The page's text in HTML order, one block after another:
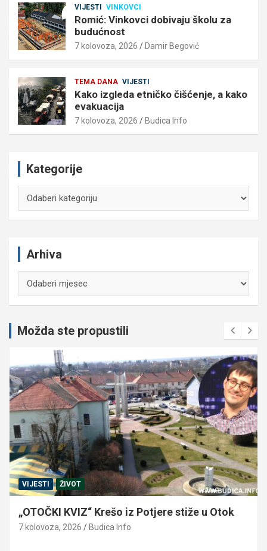
VIJESTI VINKOVCI
Romić: Vinkovci dobivaju školu za
budućnost
7 kolovoza, 2026 Damir Begović
TEMA DANA VIJESTI
Kako izgleda etničko čišćenje, a kako
evakuacija
7 kolovoza, 2026 Budica Info
Kategorije
Arhiva
Možda ste propustili
VIJESTI ŽIVOT
„OTOČKI KVIZ“ Krešo iz Potjere stiže u Otok
7 kolovoza, 2026 Budica Info